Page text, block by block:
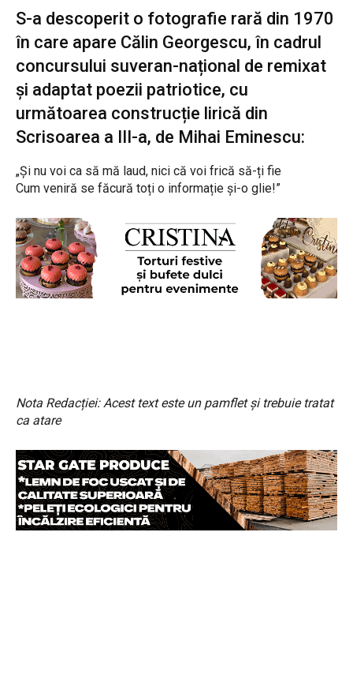
S-a descoperit o fotografie rară din 1970
în care apare Călin Georgescu, în cadrul
concursului suveran-național de remixat
și adaptat poezii patriotice, cu
următoarea construcție lirică din
Scrisoarea a III-a, de Mihai Eminescu:
„Și nu voi ca să mă laud, nici că voi frică să-ți fie
Cum veniră se făcură toți o informație și-o glie!”
Nota Redacției: Acest text este un pamflet și trebuie tratat
ca atare